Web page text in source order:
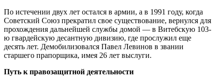
По истечении двух лет остался в армии, а в 1991 году, когда
Советский Союз прекратил свое существование, вернулся для
прохождения дальнейшей службы домой — в Витебскую 103-
ю гвардейскую десантную дивизию, где прослужил еще
десять лет. Демобилизовался Павел Левинов в звании
старшего прапорщика, имея 26 лет выслуги.
Путь к правозащитной деятельности